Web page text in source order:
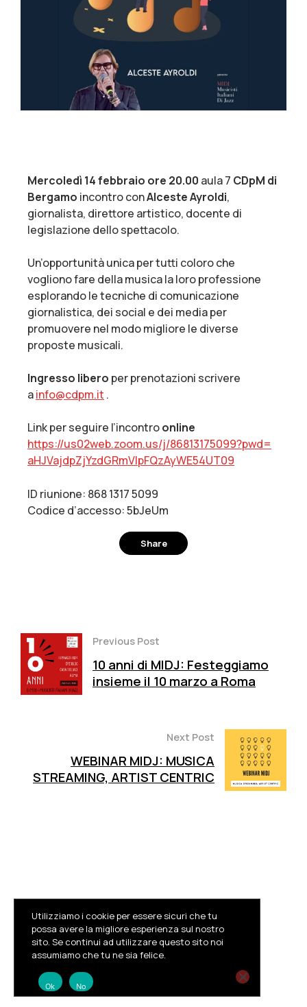
Mercoledì 14 febbraio ore 20.00 aula 7 CDpM di
Bergamo incontro conAlceste Ayroldi,
giornalista, direttore artistico, docente di
legislazione dello spettacolo.
Un’opportunità unica per tutti coloro che
vogliono fare della musica la loro professione
esplorando le tecniche di comunicazione
giornalistica, dei social e dei media per
promuovere nel modo migliore le diverse
proposte musicali.
Ingresso libero per prenotazioni scrivere
ainfo@cdpm.it .
Link per seguire l’incontroonline
https://us02web.zoom.us/j/86813175099?pwd=
aHJVajdpZjYzdGRmVlpFQzAyWE54UT09
ID riunione: 868 1317 5099
Codice d’accesso: 5bJeUm
Share
Previous Post
10 anni di MIDJ: Festeggiamo
insieme il 10 marzo a Roma
Next Post
WEBINAR MIDJ: MUSICA
STREAMING, ARTIST CENTRIC
Facebook Instagram Youtube
© MIDJ Privacy Policy
Utilizziamo i cookie per essere sicuri che tu
possa avere la migliore esperienza sul nostro
sito. Se continui ad utilizzare questo sito noi
assumiamo che tu ne sia felice.
Ok No